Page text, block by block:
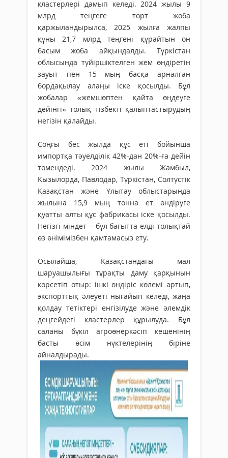
кластерлері дамып келеді. 2024 жылы 9
млрд теңгеге төрт жоба
қаржыландырылса, 2025 жылға жалпы
құны 21,7 млрд теңгені құрайтын он
басым жоба айқындалды. Түркістан
облысында түйіршіктелген жем өндіретін
зауыт пен 15 мың басқа арналған
бордақылау алаңы іске қосылды. Бұл
жобалар «жемшөптен қайта өңдеуге
дейінгі» толық тізбекті қалыптастырудың
негізін қалайды.
Соңғы бес жылда құс еті бойынша
импортқа тәуелділік 42%-дан 20%-ға дейін
төмендеді. 2024 жылы Жамбыл,
Қызылорда, Павлодар, Түркістан, Солтүстік
Қазақстан және Ұлытау облыстарында
жылына 15,9 мың тонна ет өндіруге
қуатты алты құс фабрикасы іске қосылды.
Негізгі міндет – бұл бағытта елді толықтай
өз өнімімізбен қамтамасыз ету.
Осылайша, Қазақстандағы мал
шаруашылығы тұрақты даму қарқынын
көрсетіп отыр: ішкі өндіріс көлемі артып,
экспорттық әлеуеті нығайып келеді, жаңа
қолдау тетіктері енгізілуде және әлемдік
деңгейдегі кластерлер құрылуда. Бұл
саланы бүкіл агроөнеркәсіп кешенінің
басты өсім нүктелерінің біріне
айналдырады.